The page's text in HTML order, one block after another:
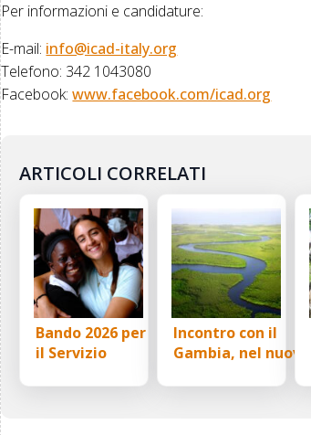
Per informazioni e candidature:
E-mail: info@icad-italy.org
Telefono: 342 1043080
Facebook:www.facebook.com/icad.org
ARTICOLI CORRELATI
Bando 2026 per
il Servizio
Incontro con il
Gambia, nel nuovo